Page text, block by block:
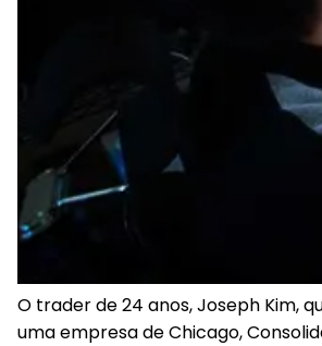
O trader de 24 anos, Joseph Kim,
uma empresa de Chicago,